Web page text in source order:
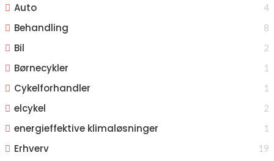
Auto 4
Behandling 8
Bil 2
Børnecykler 1
Cykelforhandler 1
elcykel 2
energieffektive klimaløsninger 1
Erhverv 19